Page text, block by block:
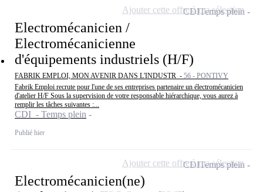
Electromécanicien /
Electromécanicienne
d'équipements industriels (H/F)
FABRIK EMPLOI, MON AVENIR DANS L'INDUSTR - 56 - PONTIVY
Fabrik Emploi recrute pour l'une de ses entreprises partenaire un électromécanicien
d'atelier H/F Sous la supervision de votre responsable hiérarchique, vous aurez à
remplir les tâches suivantes :...
CDI - Temps plein
Publié hier
CDITemps plein
Ajouter cette offre à ma sélection
Electromécanicien(ne)
CDITemps plein
Ajouter cette offre à ma sélection